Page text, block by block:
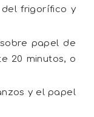
frigorífico y
papel de
20 minutos, o
y el papel